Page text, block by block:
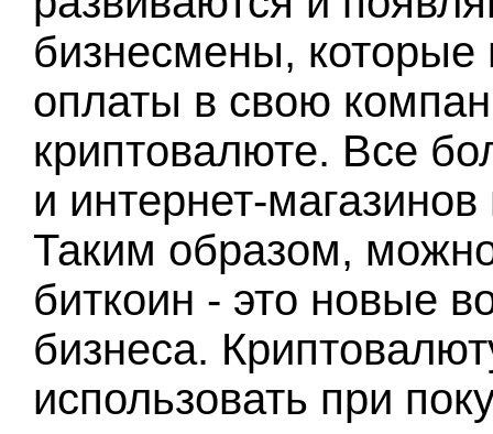
бизнесмены, которые
оплаты в свою
криптовалюте. Все
и интернет-
Таким образом,
биткоин - это новые
бизнеса.
использовать при